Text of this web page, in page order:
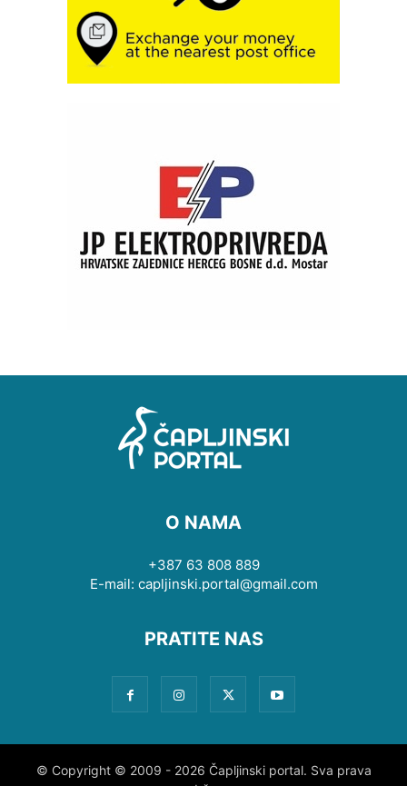
O NAMA
+387 63 808 889
E-mail: capljinski.portal@gmail.com
PRATITE NAS
© Copyright © 2009 - 2026 Čapljinski portal. Sva prava